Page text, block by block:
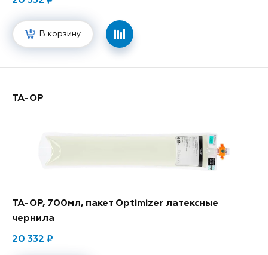
В корзину
TA-OP
TA-OP, 700мл, пакет Optimizer латексные
чернила
20 332